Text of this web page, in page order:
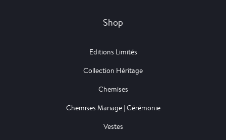
Shop
Editions Limités
Collection Héritage
Chemises
Chemises Mariage | Cérémonie
Vestes